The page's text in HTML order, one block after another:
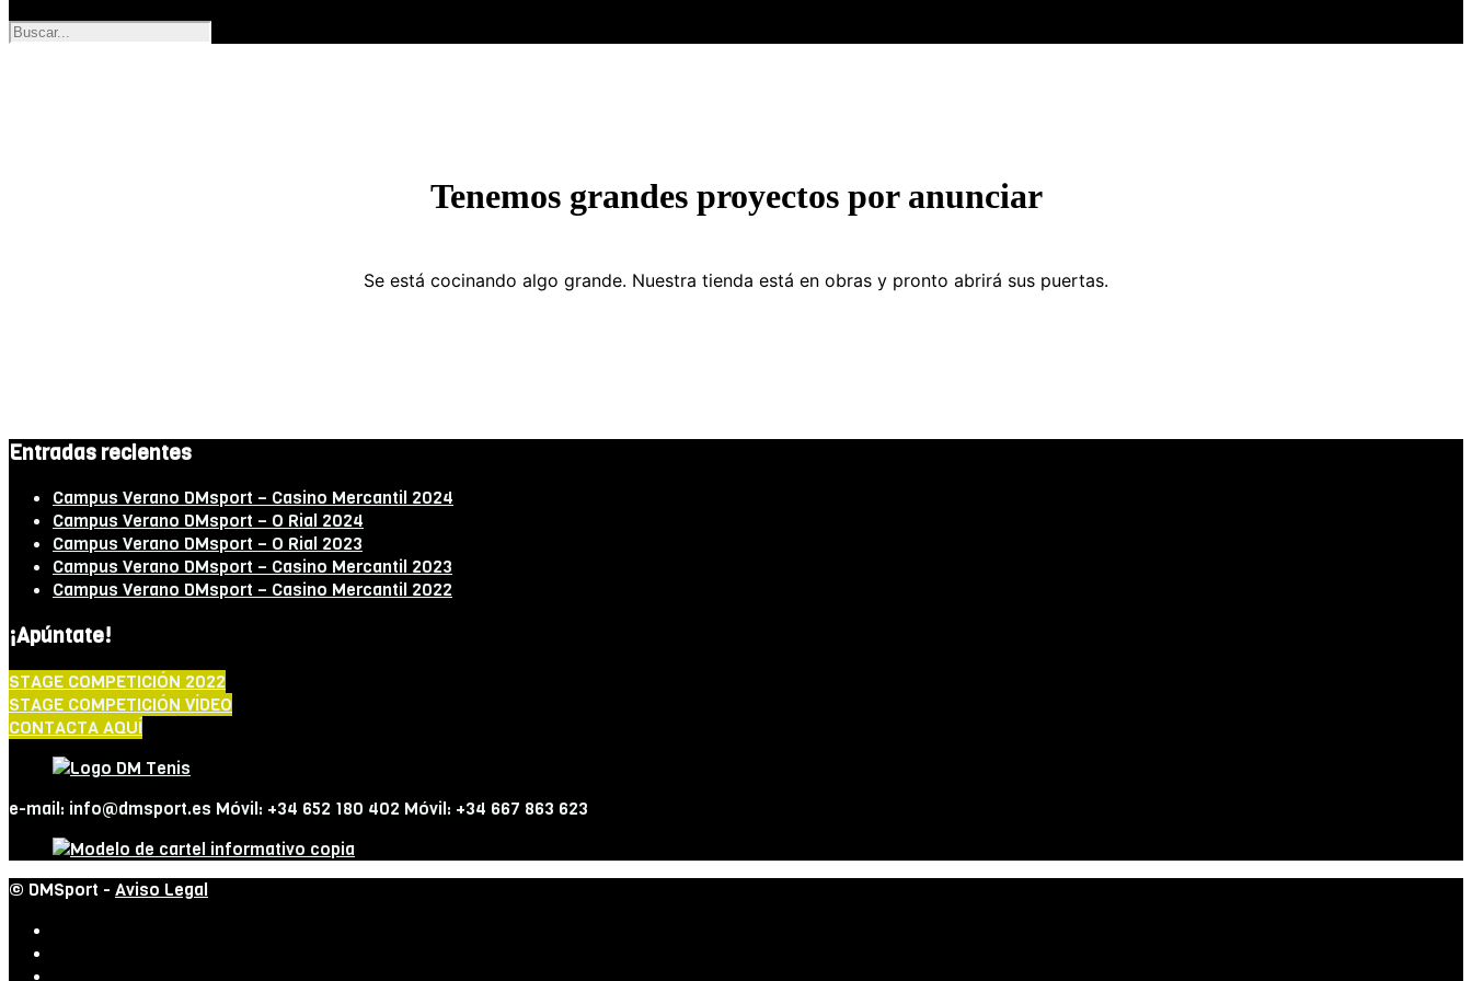
Tenemos grandes proyectos por anunciar
Se está cocinando algo grande. Nuestra tienda está en obras y pronto abrirá sus puertas.
Entradas recientes
Campus Verano DMsport – Casino Mercantil 2024
Campus Verano DMsport – O Rial 2024
Campus Verano DMsport – O Rial 2023
Campus Verano DMsport – Casino Mercantil 2023
Campus Verano DMsport – Casino Mercantil 2022
¡Apúntate!
STAGE COMPETICIÓN 2022
STAGE COMPETICIÓN VÍDEO
CONTACTA AQUÍ
e-mail: info@dmsport.es Móvil: +34 652 180 402 Móvil: +34 667 863 623
© DMSport - Aviso Legal